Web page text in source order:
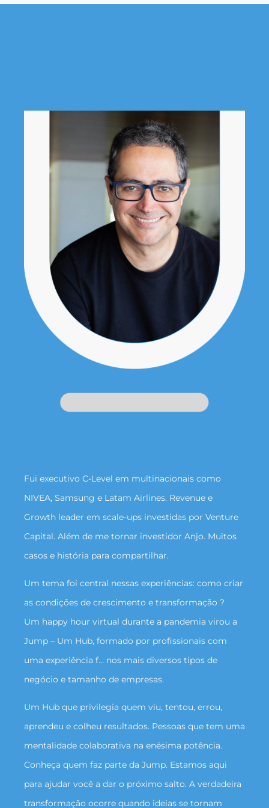
Fui executivo C-Level em multinacionais como
NIVEA, Samsung e Latam Airlines. Revenue e
Growth leader em scale-ups investidas por Venture
Capital. Além de me tornar investidor Anjo. Muitos
casos e história para compartilhar.
Um tema foi central nessas experiências: como criar
as condições de crescimento e transformação ?
Um happy hour virtual durante a pandemia virou a
Jump – Um Hub, formado por profissionais com
uma experiência f… nos mais diversos tipos de
negócio e tamanho de empresas.
Um Hub que privilegia quem viu, tentou, errou,
aprendeu e colheu resultados. Pessoas que tem uma
mentalidade colaborativa na enésima potência.
Conheça quem faz parte da Jump. Estamos aqui
para ajudar você a dar o próximo salto. A verdadeira
transformação ocorre quando ideias se tornam